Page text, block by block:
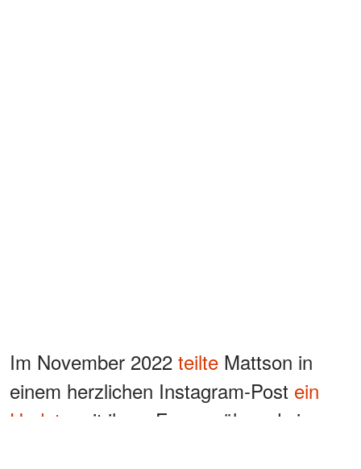
Im November 2022 teilte Mattson in
einem herzlichen Instagram-Post ein
Update
mit ihren Fans, während sie an